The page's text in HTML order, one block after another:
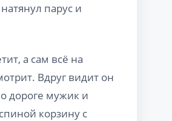
парус и
а сам всё на
Вдруг видит он
дороге мужик и
корзину с